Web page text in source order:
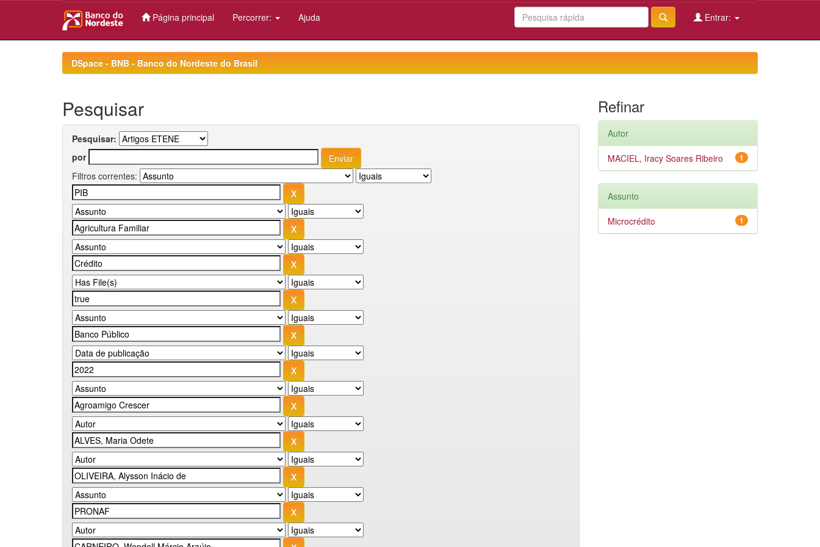
Página principal Percorrer: Ajuda Entrar:
DSpace - BNB - Banco do Nordeste do Brasil
Pesquisar
Pesquisar:
por
Filtros correntes:
Refinar
Autor
1
MACIEL, Iracy Soares Ribeiro
Assunto
1
Microcrédito